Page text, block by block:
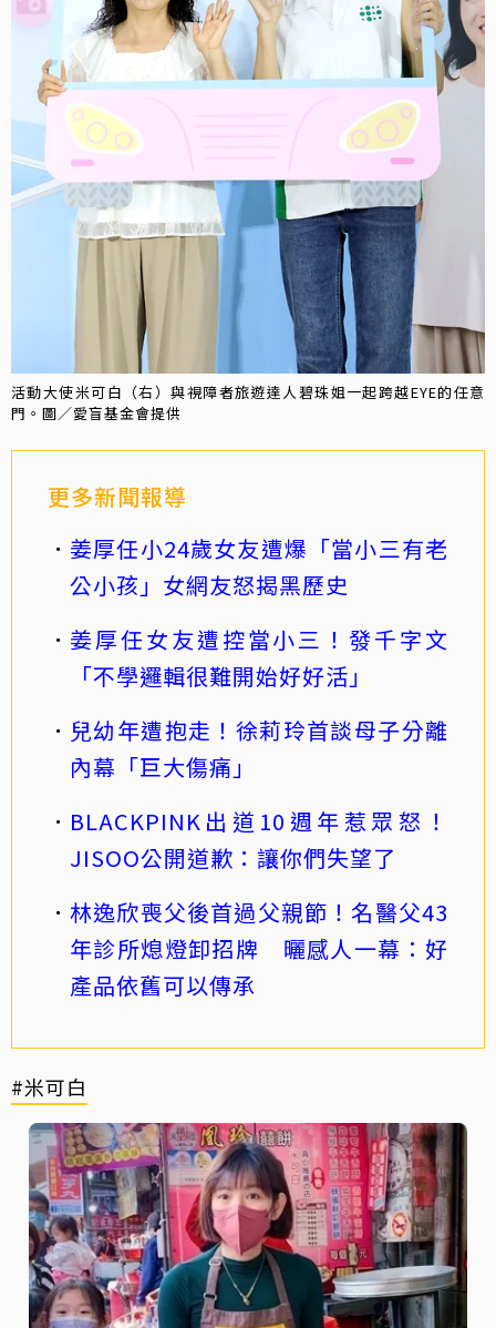
活動大使米可白（右）與視障者旅遊達人碧珠姐一起跨越EYE的任意
門。圖／愛盲基金會提供
更多新聞報導
姜厚任小24歲女友遭爆「當小三有老
公小孩」女網友怒揭黑歷史
姜厚任女友遭控當小三！發千字文
「不學邏輯很難開始好好活」
兒幼年遭抱走！徐莉玲首談母子分離
內幕「巨大傷痛」
BLACKPINK出道10週年惹眾怒！
JISOO公開道歉：讓你們失望了
林逸欣喪父後首過父親節！名醫父43
年診所熄燈卸招牌 曬感人一幕：好
產品依舊可以傳承
#米可白